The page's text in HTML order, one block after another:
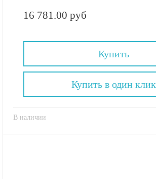
16 781.00 руб
Купить
В наличии
Купить в один клик